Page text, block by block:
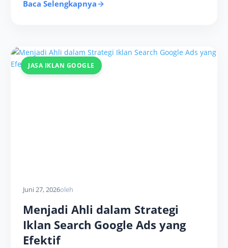
Baca Selengkapnya
JASA IKLAN GOOGLE
Juni 27, 2026oleh
Menjadi Ahli dalam Strategi
Iklan Search Google Ads yang
Efektif